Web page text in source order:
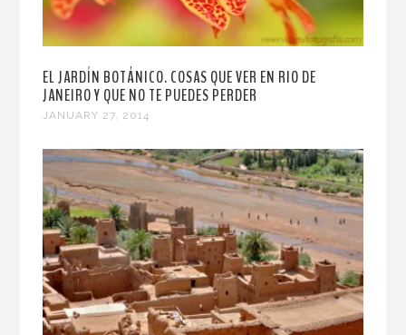
EL JARDÍN BOTÁNICO. COSAS QUE VER EN RIO DE
JANEIRO Y QUE NO TE PUEDES PERDER
JANUARY 27, 2014